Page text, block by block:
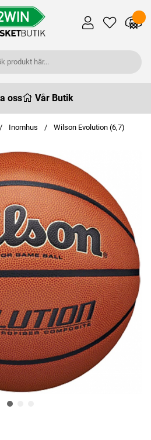
oss Vår Butik
Inomhus Wilson Evolution (6,7)